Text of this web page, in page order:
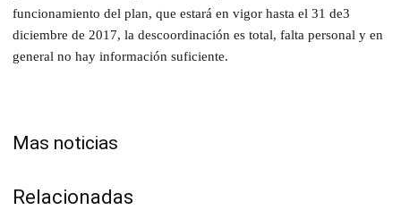
funcionamiento del plan, que estará en vigor hasta el 31 de3
diciembre de 2017, la descoordinación es total, falta personal y en
general no hay información suficiente.
Mas noticias
Relacionadas